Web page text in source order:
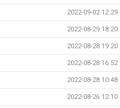
2022-09-02 12:29
2022-08-29 18:20
2022-08-28 19:20
2022-08-28 16:52
2022-08-28 10:48
2022-08-26 12:10